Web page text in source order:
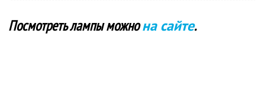
Посмотреть лампы можнона сайте.